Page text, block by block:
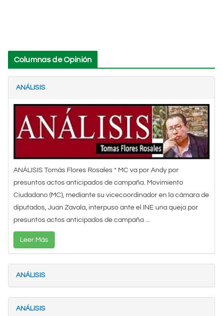
Columnas de Opinión
ANÁLISIS
ANÁLISIS Tomás Flores Rosales * MC va por Andy por
presuntos actos anticipados de campaña. Movimiento
Ciudadano (MC), mediante su vicecoordinador en la cámara de
diputados, Juan Zavala, interpuso ante el INE una queja por
presuntos actos anticipados de campaña ...
Leer Más
ANÁLISIS
ANÁLISIS